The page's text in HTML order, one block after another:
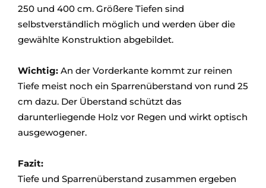
250 und 400 cm. Größere Tiefen sind
selbstverständlich möglich und werden über die
gewählte Konstruktion abgebildet.
Wichtig: An der Vorderkante kommt zur reinen
Tiefe meist noch ein Sparrenüberstand von rund 25
cm dazu. Der Überstand schützt das
darunterliegende Holz vor Regen und wirkt optisch
ausgewogener.
Fazit:
Tiefe und Sparrenüberstand zusammen ergeben